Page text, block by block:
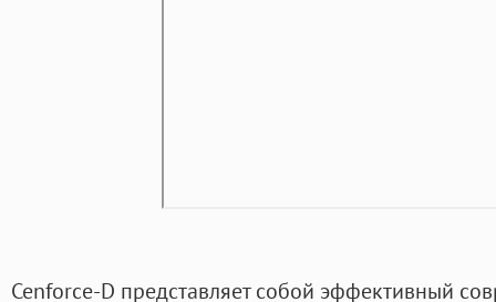
Cenforce-D представляет собой эффективный